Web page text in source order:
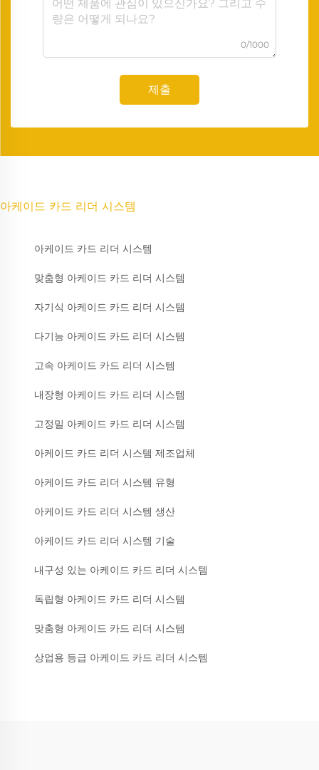
0/1000
제출
아케이드 카드 리더 시스템
아케이드 카드 리더 시스템
맞춤형 아케이드 카드 리더 시스템
자기식 아케이드 카드 리더 시스템
다기능 아케이드 카드 리더 시스템
고속 아케이드 카드 리더 시스템
내장형 아케이드 카드 리더 시스템
고정밀 아케이드 카드 리더 시스템
아케이드 카드 리더 시스템 제조업체
아케이드 카드 리더 시스템 유형
아케이드 카드 리더 시스템 생산
아케이드 카드 리더 시스템 기술
내구성 있는 아케이드 카드 리더 시스템
독립형 아케이드 카드 리더 시스템
맞춤형 아케이드 카드 리더 시스템
상업용 등급 아케이드 카드 리더 시스템